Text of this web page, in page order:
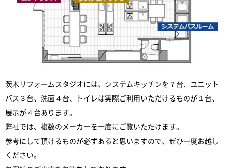
茨木リフォームスタジオには、システムキッチンを７台、ユニット
バス３台、洗面４台、トイレは実際ご利用いただけるものが１台、
展示が４台あります。
弊社では、複数のメーカーを一度にご覧いただけます。
参考にして頂けるものが必ずあると思いますので、ぜひ一度お越し
ください。